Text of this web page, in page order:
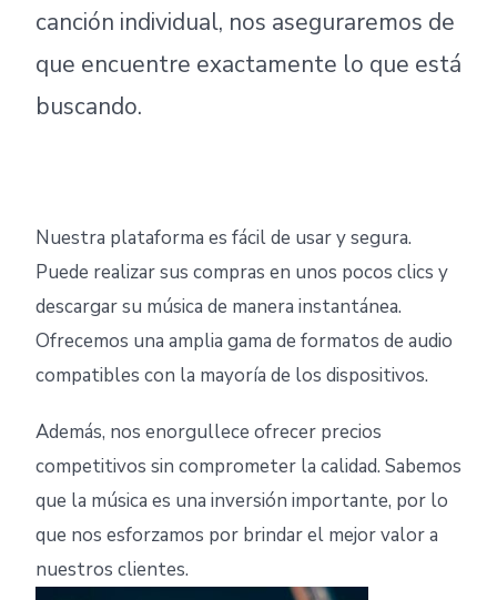
canción individual, nos aseguraremos de
que encuentre exactamente lo que está
buscando.
Nuestra plataforma es fácil de usar y segura.
Puede realizar sus compras en unos pocos clics y
descargar su música de manera instantánea.
Ofrecemos una amplia gama de formatos de audio
compatibles con la mayoría de los dispositivos.
Además, nos enorgullece ofrecer precios
competitivos sin comprometer la calidad. Sabemos
que la música es una inversión importante, por lo
que nos esforzamos por brindar el mejor valor a
nuestros clientes.